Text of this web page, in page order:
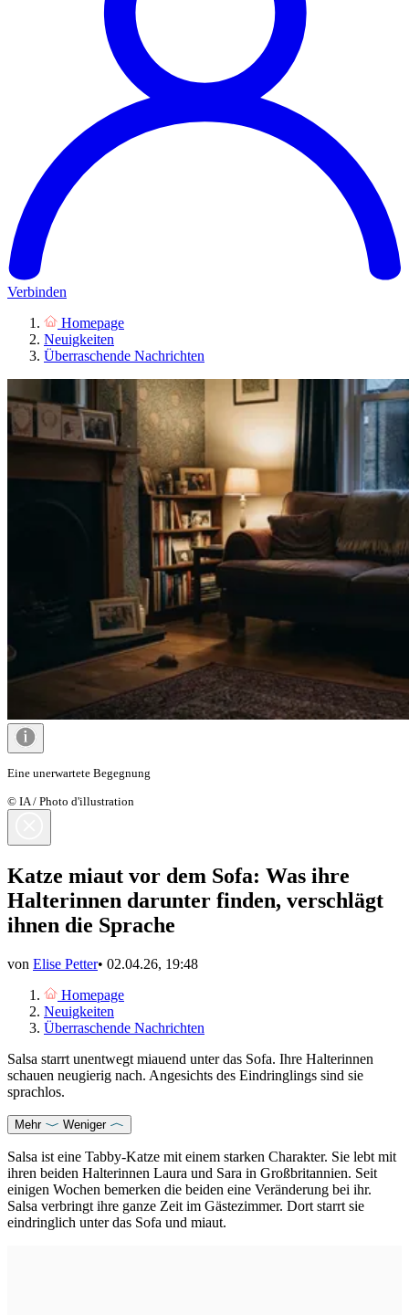
Verbinden
Homepage
Neuigkeiten
Überraschende Nachrichten
Eine unerwartete Begegnung
© IA / Photo d'illustration
Katze miaut vor dem Sofa: Was ihre
Halterinnen darunter finden, verschlägt
ihnen die Sprache
von Elise Petter• 02.04.26, 19:48
Homepage
Neuigkeiten
Überraschende Nachrichten
Salsa starrt unentwegt miauend unter das Sofa. Ihre Halterinnen
schauen neugierig nach. Angesichts des Eindringlings sind sie
sprachlos.
Mehr Weniger
Salsa ist eine Tabby-Katze mit einem starken Charakter. Sie lebt mit
ihren beiden Halterinnen Laura und Sara in Großbritannien. Seit
einigen Wochen bemerken die beiden eine Veränderung bei ihr.
Salsa verbringt ihre ganze Zeit im Gästezimmer. Dort starrt sie
eindringlich unter das Sofa und miaut.